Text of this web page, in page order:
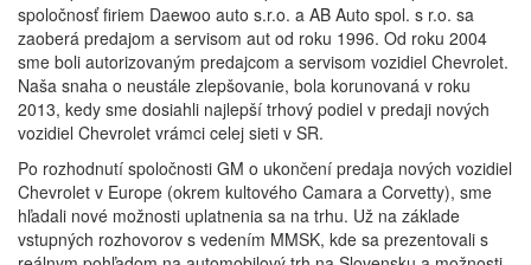
spoločnosť firiem Daewoo auto s.r.o. a AB Auto spol. s r.o. sa
zaoberá predajom a servisom aut od roku 1996. Od roku 2004
sme boli autorizovaným predajcom a servisom vozidiel Chevrolet.
Naša snaha o neustále zlepšovanie, bola korunovaná v roku
2013, kedy sme dosiahli najlepší trhový podiel v predaji nových
vozidiel Chevrolet vrámci celej sieti v SR.
Po rozhodnutí spoločnosti GM o ukončení predaja nových vozidiel
Chevrolet v Europe (okrem kultového Camara a Corvetty), sme
hľadali nové možnosti uplatnenia sa na trhu. Už na základe
vstupných rozhovorov s vedením MMSK, kde sa prezentovali s